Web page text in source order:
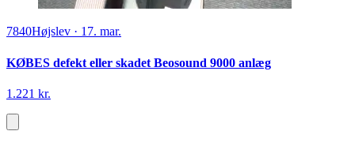
7840Højslev · 17. mar.
KØBES defekt eller skadet Beosound 9000 anlæg
1.221 kr.